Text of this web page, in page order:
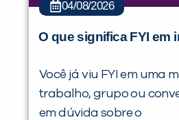
04/08/2026
O que significa FYI em
Você já viu FYI em uma
trabalho, grupo ou
em dúvida sobre o